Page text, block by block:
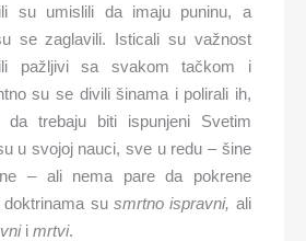
su umislili da imaju puninu, a
se zaglavili. Isticali su važnost
pažljivi sa svakom tačkom i
su se divili šinama i polirali ih,
trebaju biti ispunjeni Svetim
u svojoj nauci, sve u redu – šine
– ali nema pare da pokrene
su smrtnoispravni, ali
imrtvi.